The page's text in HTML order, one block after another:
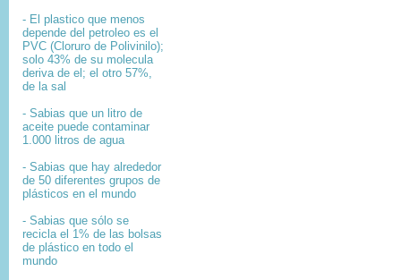
- El plastico que menos
depende del petroleo es el
PVC (Cloruro de Polivinilo);
solo 43% de su molecula
deriva de el; el otro 57%,
de la sal
- Sabias que un litro de
aceite puede contaminar
1.000 litros de agua
- Sabias que hay alrededor
de 50 diferentes grupos de
plásticos en el mundo
- Sabias que sólo se
recicla el 1% de las bolsas
de plástico en todo el
mundo